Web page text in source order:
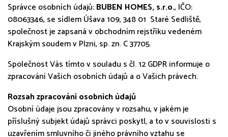
Správce osobních údajů:BUBEN HOMES, s.r.o., IČO:
08063346, se sídlem Úšava 109, 348 01 Staré Sedliště,
společnost je zapsaná v obchodním rejstříku vedeném
Krajským soudem v Plzni, sp. zn. C 37705.
Společnost Vás tímto v souladu s čl. 12 GDPR informuje o
zpracování Vašich osobních údajů a o Vašich právech.
Rozsah zpracování osobních údajů
Osobní údaje jsou zpracovány v rozsahu, v jakém je
příslušný subjekt údajů správci poskytl, a to v souvislosti s
uzavřením smluvního či jiného právního vztahu se